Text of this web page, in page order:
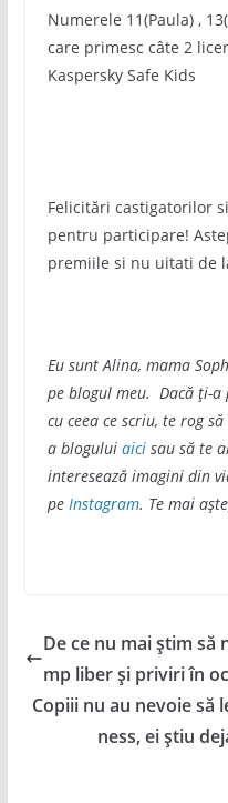
Numerele 11(Paula) ,
care primesc câte 2
Kaspersky Safe Kids
Felicitări castigatorilor
pentru participare!
premiile si nu uitati de
Eu sunt Alina, mama
pe blogul meu. Dacă ți-
cu ceea ce scriu, te rog
a blogului aicisau să te
interesează imagini din
pe Instagram. Te mai
De ce nu mai știm să
mp liber și priviri în
Copiii nu au nevoie să
ness, ei știu